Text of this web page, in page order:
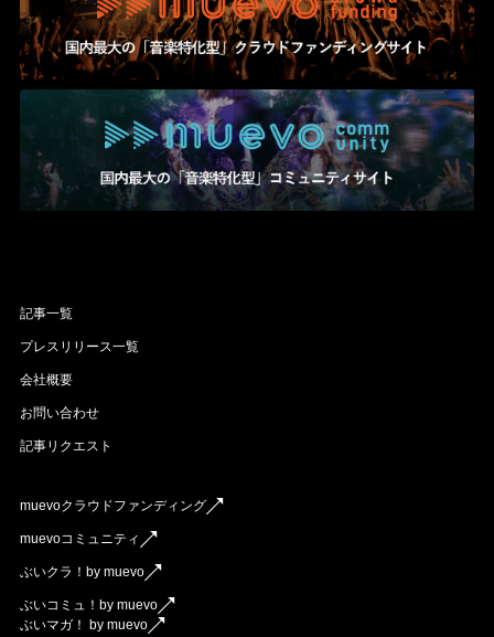
記事一覧
プレスリリース一覧
会社概要
お問い合わせ
記事リクエスト
muevoクラウドファンディング
muevoコミュニティ
ぶいクラ！by muevo
ぶいコミュ！by muevo
ぶいマガ！ by muevo